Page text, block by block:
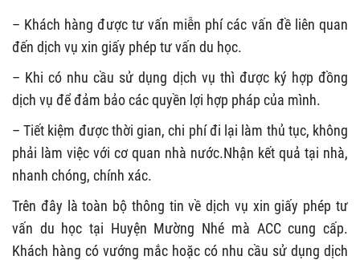
– Khách hàng được tư vấn miễn phí các vấn đề liên quan
đến dịch vụ xin giấy phép tư vấn du học.
– Khi có nhu cầu sử dụng dịch vụ thì được ký hợp đồng
dịch vụ để đảm bảo các quyền lợi hợp pháp của mình.
– Tiết kiệm được thời gian, chi phí đi lại làm thủ tục, không
phải làm việc với cơ quan nhà nước.Nhận kết quả tại nhà,
nhanh chóng, chính xác.
Trên đây là toàn bộ thông tin về dịch vụ xin giấy phép tư
vấn du học tại Huyện Mường Nhé mà ACC cung cấp.
Khách hàng có vướng mắc hoặc có nhu cầu sử dụng dịch